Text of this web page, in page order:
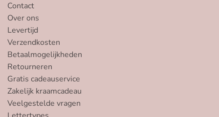
Contact
Over ons
Levertijd
Verzendkosten
Betaalmogelijkheden
Retourneren
Gratis cadeauservice
Zakelijk kraamcadeau
Veelgestelde vragen